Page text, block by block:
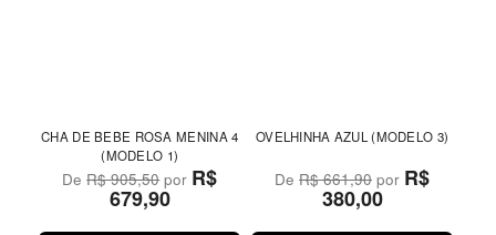
CHA DE BEBE ROSA MENINA 4
(MODELO 1)
DeR$ 905,50por R$
679,90
OVELHINHA AZUL (MODELO 3)
DeR$ 661,90 por R$
380,00